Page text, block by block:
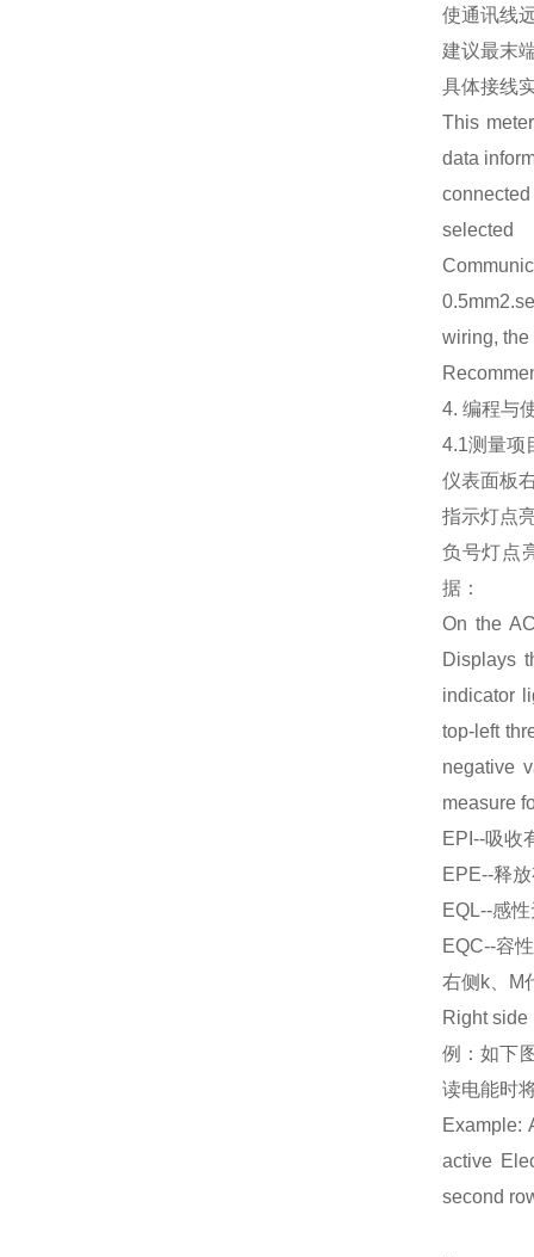
使通讯线
建议最末
具体接线
This
data
selected
wiring, the
4. 编程与
4.1测量项
仪表面板
指示灯点
负号灯点
据：
On the
Displays
indicator
top-left
negative
measure
EPI--吸收
EPE--释
EQL--感
EQC--容
右侧k、M
Right side
例：如下
读电能时
Example:
active
second